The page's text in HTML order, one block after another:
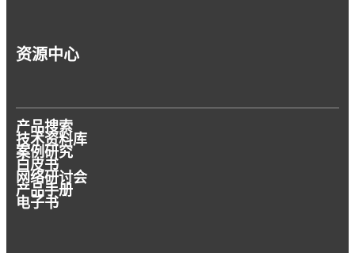
资源中心
产品搜索
技术资料库
案例研究
白皮书
网络研讨会
产品手册
电子书